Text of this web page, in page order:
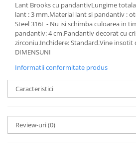
Lant Brooks cu pandantivLungime
lant : 3 mm.Material lant si pandantiv :
Steel 316L - Nu isi schimba culoarea in
pandantiv: 4 cm.Pandantiv decorat cu
zirconiu.Inchidere: Standard.Vine insotit
DIMENSUNI
Informatii conformitate produs
Caracteristici
Review-uri(0)